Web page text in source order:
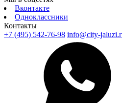
Вконтакте
Одноклассники
Контакты
+7 (495) 542-76-98 info@city-